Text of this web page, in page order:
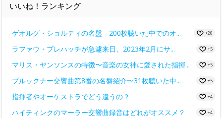
いいね！ランキング
ゲオルグ・ショルティの名盤 200枚聴いた中でのオ... +20
ラファウ・ブレハッチが急遽来日、2023年2月にサ... +5
マリス・ヤンソンスの特徴〜音楽の女神に愛された指揮... +5
ブルックナー交響曲第8番の名盤紹介〜31枚聴いた中... +5
指揮者やオーケストラでどう違うの？ +4
ハイティンクのマーラー交響曲録音はどれがオススメ？ +4